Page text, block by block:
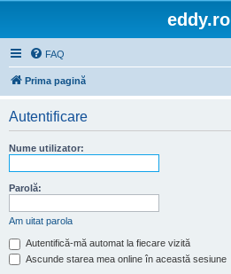
eddy.ro
FAQ
Prima pagină
Autentificare
Nume utilizator:
Parolă:
Am uitat parola
Autentifică-mă automat la fiecare vizită
Ascunde starea mea online în această sesiune